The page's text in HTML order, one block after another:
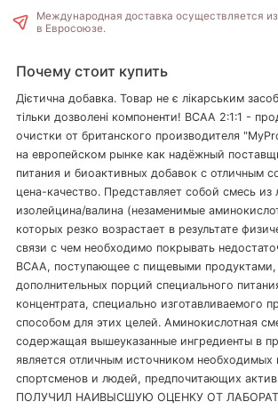
Международная доставка осуществляется
в Евросоюзе.
Почему стоит купить
Дієтична добавка. Товар не є лікарським
тільки дозволені компоненти! BCAA 2:1:1 -
очистки от британского производителя
на европейском рынке как надёжный
питания и биоактивных добавок с отличным
цена-качество. Представляет собой смесь из
изолейцина/валина (незаменимые
которых резко возрастает в результате
связи с чем необходимо покрывать
BCAA, поступающее с пищевыми продуктами,
дополнительных порций специального
концентрата, специально изготавливаемого
способом для этих целей. Аминокислотная
содержащая вышеуказанные ингредиенты в
является отличным источником необходимых
спортсменов и людей, предпочитающих
ПОЛУЧИЛ НАИВЫСШУЮ ОЦЕНКУ ОТ